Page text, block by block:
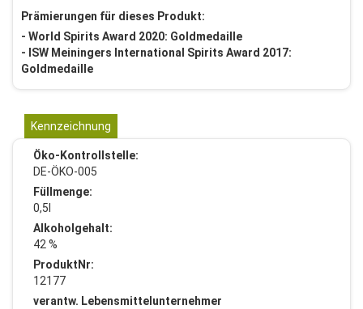
Prämierungen für dieses Produkt:
- World Spirits Award 2020: Goldmedaille
- ISW Meiningers International Spirits Award 2017:
Goldmedaille
Kennzeichnung
Öko-Kontrollstelle:
DE-ÖKO-005
Füllmenge:
0,5l
Alkoholgehalt:
42 %
ProduktNr:
12177
verantw. Lebensmittelunternehmer